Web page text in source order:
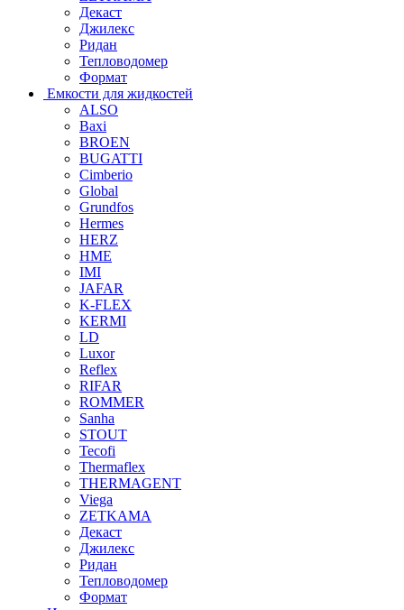
Декаст
Джилекс
Ридан
Тепловодомер
Формат
Емкости для жидкостей
ALSO
Baxi
BROEN
BUGATTI
Cimberio
Global
Grundfos
Hermes
HERZ
HME
IMI
JAFAR
K-FLEX
KERMI
LD
Luxor
Reflex
RIFAR
ROMMER
Sanha
STOUT
Tecofi
Thermaflex
THERMAGENT
Viega
ZETKAMA
Декаст
Джилекс
Ридан
Тепловодомер
Формат